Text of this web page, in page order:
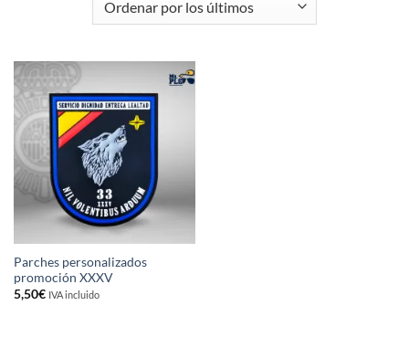
Parches personalizados
promoción XXXV
5,50€ IVA incluido